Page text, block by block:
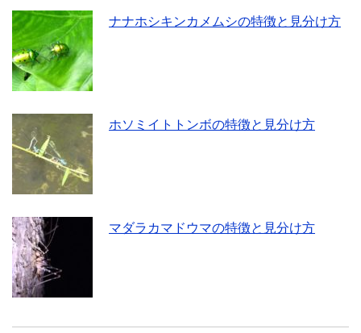
ナナホシキンカメムシの特徴と見分け方
ホソミイトトンボの特徴と見分け方
マダラカマドウマの特徴と見分け方